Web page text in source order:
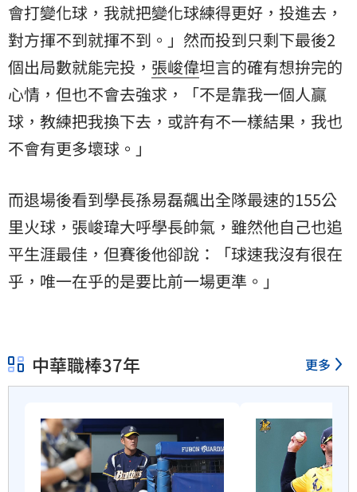
會打變化球，我就把變化球練得更好，投進去，
對方揮不到就揮不到。」然而投到只剩下最後2
個出局數就能完投， 張峻偉坦言的確有想拚完的
心情，但也不會去強求，「不是靠我一個人贏
球，教練把我換下去，或許有不一樣結果，我也
不會有更多壞球。」
而退場後看到學長孫易磊飆出全隊最速的155公
里火球，張峻瑋大呼學長帥氣，雖然他自己也追
平生涯最佳，但賽後他卻說：「球速我沒有很在
乎，唯一在乎的是要比前一場更準。」
中華職棒37年 更多